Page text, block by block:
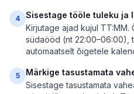
4
Sisestage tööle tuleku ja
Kirjutage ajad kujul
südaööd (nt 22:00–06:00),
automaatselt õigetele
5
Märkige tasustamata
Sisestage tasustamata